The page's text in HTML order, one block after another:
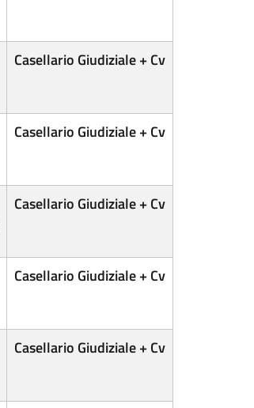
Casellario Giudiziale + Cv
Casellario Giudiziale + Cv
Casellario Giudiziale + Cv
Casellario Giudiziale + Cv
Casellario Giudiziale + Cv